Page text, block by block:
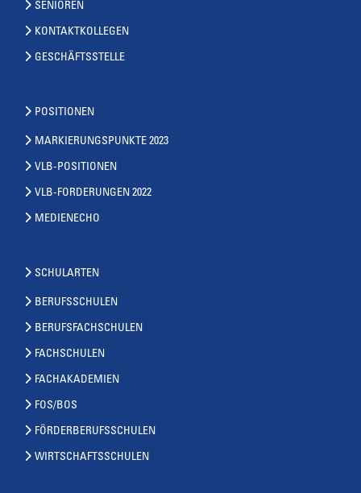
SENIOREN
KONTAKTKOLLEGEN
GESCHÄFTSSTELLE
POSITIONEN
MARKIERUNGSPUNKTE 2023
VLB-POSITIONEN
VLB-FORDERUNGEN 2022
MEDIENECHO
SCHULARTEN
BERUFSSCHULEN
BERUFSFACHSCHULEN
FACHSCHULEN
FACHAKADEMIEN
FOS/BOS
FÖRDERBERUFSSCHULEN
WIRTSCHAFTSSCHULEN